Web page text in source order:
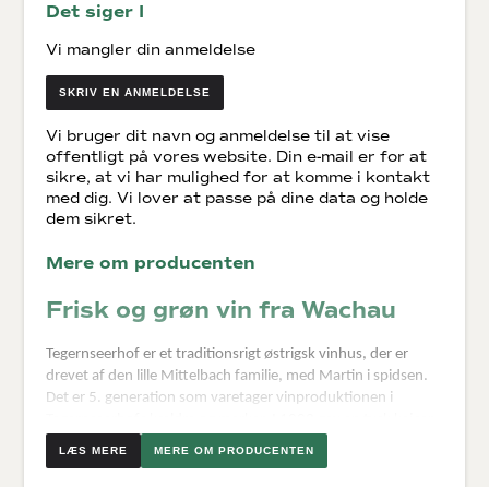
Det siger I
Vi mangler din anmeldelse
SKRIV EN ANMELDELSE
Vi bruger dit navn og anmeldelse til at vise
offentligt på vores website. Din e-mail er for at
sikre, at vi har mulighed for at komme i kontakt
med dig. Vi lover at passe på dine data og holde
dem sikret.
Mere om producenten
Frisk og grøn vin fra Wachau
Tegernseerhof er et traditionsrigt østrigsk vinhus, der er
drevet af den lille Mittelbach familie, med Martin i spidsen.
Det er 5. generation som varetager vinproduktionen i
jord, der i dag er vinmarker, væk til det bayerske kloster
Tegernsee.
MERE OM PRODUCENTEN